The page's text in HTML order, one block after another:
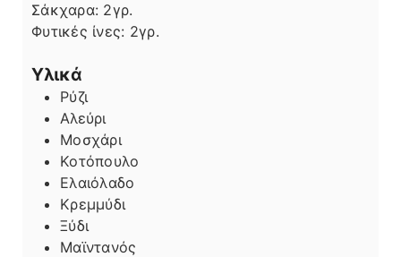
Σάκχαρα: 2γρ.
Φυτικές ίνες: 2γρ.
Υλικά
Ρύζι
Αλεύρι
Μοσχάρι
Κοτόπουλο
Ελαιόλαδο
Κρεμμύδι
Ξύδι
Μαϊντανός